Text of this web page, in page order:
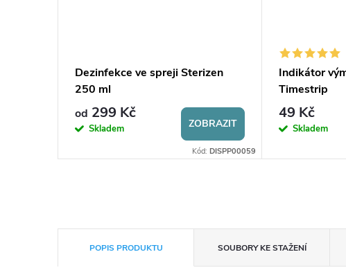
POPIS PRODUKTU SOUBORY KE STAŽENÍ
Dezinfekce ve spreji Sterizen
250 ml
od 299 Kč
Skladem ZOBRAZIT
Kód: DISPP00059
Indikátor
Timestrip
49 Kč
Skladem